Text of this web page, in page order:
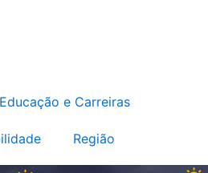
Educação e Carreiras
Região